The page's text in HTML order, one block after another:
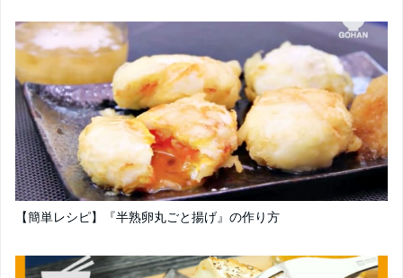
【簡単レシピ】『半熟卵丸ごと揚げ』の作り方